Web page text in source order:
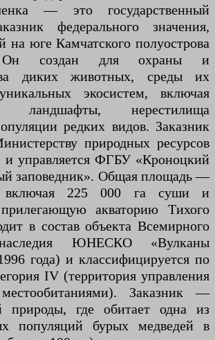
— это государственный
федерального значения,
на юге Камчатского полуострова
создан для охраны и
диких животных, среды их
экосистем, включая
ландшафты, нерестилища
редких видов. Заказник
природных ресурсов
управляется ФГБУ «Кроноцкий
заповедник». Общая площадь —
225 000 га суши и
акваторию Тихого
в состав объекта Всемирного
ЮНЕСКО «Вулканы
года) и классифицируется по
IV (территория управления
Заказник —
природы, где обитает одна из
популяций бурых медведей в